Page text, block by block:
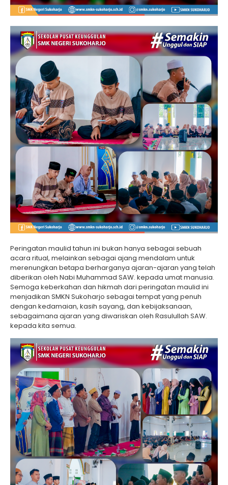
Peringatan maulid tahun ini bukan hanya sebagai sebuah
acara ritual, melainkan sebagai ajang mendalam untuk
merenungkan betapa berharganya ajaran-ajaran yang telah
diberikan oleh Nabi Muhammad SAW. kepada umat manusia.
Semoga keberkahan dan hikmah dari peringatan maulid ini
menjadikan SMKN Sukoharjo sebagai tempat yang penuh
dengan kedamaian, kasih sayang, dan kebijaksanaan,
sebagaimana ajaran yang diwariskan oleh Rasulullah SAW.
kepada kita semua.